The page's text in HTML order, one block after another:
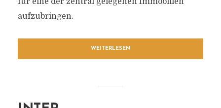
aufzubringen.
WEITERLESEN